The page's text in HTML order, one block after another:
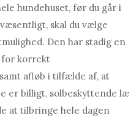
hundehuset, før du går i
skal du vælge
Den har stadig en
for korrekt
afløb i tilfælde af, at
er billigt, solbeskyttende læ
at tilbringe hele dagen